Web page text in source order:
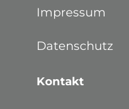
Impressum
Datenschutz
Kontakt